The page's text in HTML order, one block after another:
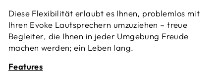
Diese Flexibilität erlaubt es Ihnen, problemlos mit
Ihren Evoke Lautsprechern umzuziehen – treue
Begleiter, die Ihnen in jeder Umgebung Freude
machen werden; ein Leben lang.
Features